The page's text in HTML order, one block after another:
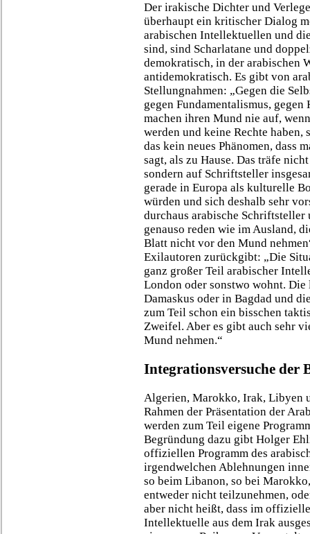
Der irakische Dichter und
überhaupt ein kritischer Dialog
arabischen Intellektuellen und
sind, sind Scharlatane und
demokratisch, in der arabischen
antidemokratisch. Es gibt von
Stellungnahmen: „Gegen die
gegen Fundamentalismus, gegen
machen ihren Mund nie auf,
werden und keine Rechte haben,
das kein neues Phänomen, dass
sagt, als zu Hause. Das träfe
sondern auf Schriftsteller
gerade in Europa als kulturelle
würden und sich deshalb sehr
durchaus arabische
genauso reden wie im Ausland,
Blatt nicht vor den Mund
Exilautoren zurückgibt: „Die
ganz großer Teil arabischer
London oder sonstwo wohnt.
Damaskus oder in Bagdad und
zum Teil schon ein bisschen
Zweifel. Aber es gibt auch sehr
Mund nehmen.“
Integrationsversuche der
Algerien, Marokko, Irak, Libyen
Rahmen der Präsentation der
werden zum Teil eigene
Begründung dazu gibt Holger
offiziellen Programm des
irgendwelchen Ablehnungen
so beim Libanon, so bei
entweder nicht teilzunehmen,
aber nicht heißt, dass im
Intellektuelle aus dem Irak